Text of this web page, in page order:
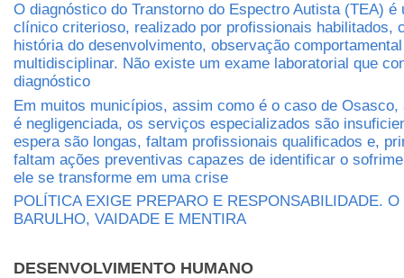
O diagnóstico do Transtorno do Espectro Autista (TEA) é
clínico criterioso, realizado por profissionais habilitados,
história do desenvolvimento, observação
multidisciplinar. Não existe um exame laboratorial que
diagnóstico
Em muitos municípios, assim como é o caso de Osasco,
é negligenciada, os serviços especializados são
espera são longas, faltam profissionais qualificados e,
faltam ações preventivas capazes de identificar o
ele se transforme em uma crise
POLÍTICA EXIGE PREPARO E RESPONSABILIDADE.
BARULHO, VAIDADE E MENTIRA
DESENVOLVIMENTO HUMANO